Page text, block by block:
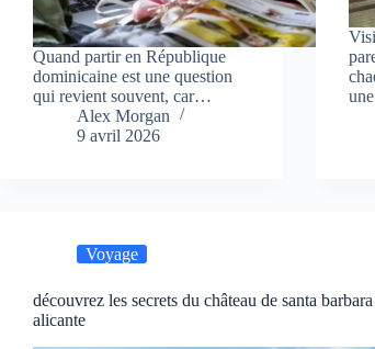
Quand partir en République
dominicaine est une question
qui revient souvent, car…
Alex Morgan
9 avril 2026
Voyage
découvrez les secrets du château de santa barbara
alicante